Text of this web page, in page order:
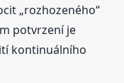
„rozhozeného“
potvrzení je
kontinuálního